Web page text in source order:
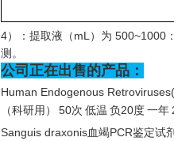
4）：提取液（mL）为 500~1000
测。
公司正在出售的产品：
Human Endogenous
（科研用）
50次 低温 负20度一年
Sanguis draxonis血竭PCR鉴定试